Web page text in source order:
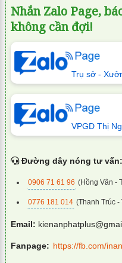
Nhắn Zalo Page,
không cần đợi!
Trụ sở -
VPGD Thị
Đường dây nóng tư vấn:
0906 71 61 96 (Hồng Vân -
0776 181 014 (Thanh Trúc -
Email:
Fanpage: https://fb.com/